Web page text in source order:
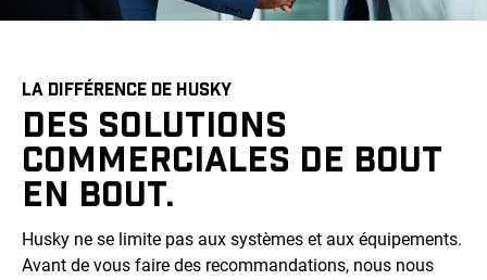
LA DIFFÉRENCE DE HUSKY
DES SOLUTIONS
COMMERCIALES DE BOUT
EN BOUT.
Husky ne se limite pas aux systèmes et aux équipements.
Avant de vous faire des recommandations, nous nous